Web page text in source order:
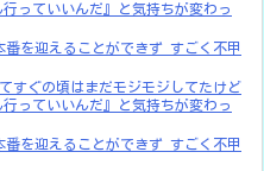
っていいんだ』と気持ちが変わっ
を迎えることができず すごく不甲
すぐの頃はまだモジモジしてたけど
っていいんだ』と気持ちが変わっ
を迎えることができず すごく不甲